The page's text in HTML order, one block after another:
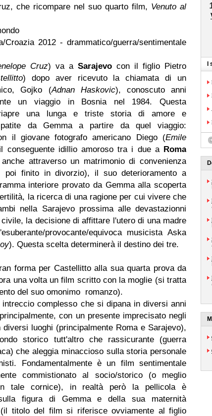
che ricompare nel suo quarto film, Venuto al
Croazia 2012 - drammatico/guerra/sentimentale
Cruz) va a Sarajevo con il figlio Pietro
) dopo aver ricevuto la chiamata di un
Gojko (Adnan Haskovic), conoscuto anni
un viaggio in Bosnia nel 1984. Questa
una lunga e triste storia di amore e
patite da Gemma a partire da quel viaggio:
il giovane fotografo americano Diego (Emile
conseguente idillio amoroso tra i due a Roma
attraverso un matrimonio di convenienza
poi finito in divorzio), il suo deterioramento a
interiore provato da Gemma alla scoperta
la ricerca di una ragione per cui vivere che
nella Sarajevo prossima alle devastazionni
la decisione di affittare l'utero di una madre
provocante/equivoca musicista Aska
). Questa scelta determinerà il destino dei tre.
forma per Castellitto alla sua quarta prova da
una volta un film scritto con la moglie (si tratta
del suo omonimo romanzo).
complesso che si dipana in diversi anni
con un presente imprecisato negli
diversi luoghi (principalmente Roma e Sarajevo),
storico tutt'altro che rassicurante (guerra
che aleggia minaccioso sulla storia personale
Fondamentalmente è un film sentimentale
commistionato al socio/storico (o meglio
tale cornice), in realtà però la pellicola è
figura di Gemma e della sua maternità
(il titolo del film si riferisce ovviamente al figlio